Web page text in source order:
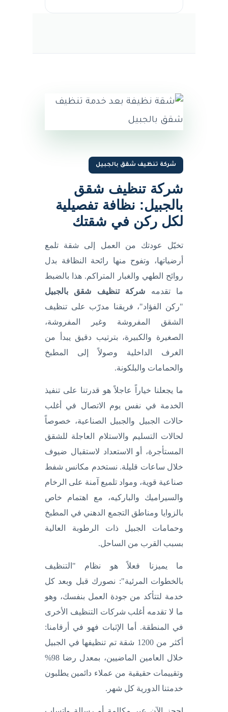
شركة تنظيف شقق بالجبيل
شركة تنظيف شقق
بالجبيل: نظافة تفصيلية
لكل ركن في شقتك
تخيّل عودتك من العمل إلى شقة تلمع
أرضياتها، وتفوح منها رائحة النظافة بدل
روائح الطهي والغبار المتراكم. هذا بالضبط
ما تقدمه شركة تنظيف شقق بالجبيل
"ركن الفؤاد"، فريقنا مدرّب على تنظيف
الشقق المفروشة وغير المفروشة،
الصغيرة والكبيرة، بترتيب دقيق يبدأ من
الغرف الداخلية وصولاً إلى المطبخ
والحمامات والبلكونة.
ما يجعلنا خياراً عاجلاً هو قدرتنا على تنفيذ
الخدمة في نفس يوم الاتصال في أغلب
حالات الجبيل والجبيل الصناعية، خصوصاً
لحالات التسليم والاستلام العاجلة للشقق
المستأجرة، أو الاستعداد لاستقبال ضيوف
خلال ساعات قليلة. نستخدم مكانس شفط
صناعية قوية، ومواد تلميع آمنة على الرخام
والسيراميك والباركيه، مع اهتمام خاص
بالزوايا ومناطق التجمع الدهني في المطبخ
وحمامات الجبيل ذات الرطوبة العالية
بسبب القرب من الساحل.
ما يميزنا فعلاً هو نظام "التنظيف
بالخطوات المرئية": نصورك قبل وبعد كل
خدمة لتتأكد من جودة العمل بنفسك، وهو
ما لا تقدمه أغلب شركات التنظيف الأخرى
في المنطقة. أما الإثبات فهو في أرقامنا:
أكثر من 1200 شقة تم تنظيفها في الجبيل
خلال العامين الماضيين، بمعدل رضا 98%
وتقييمات حقيقية من عملاء دائمين يطلبون
خدمتنا الدورية كل شهر.